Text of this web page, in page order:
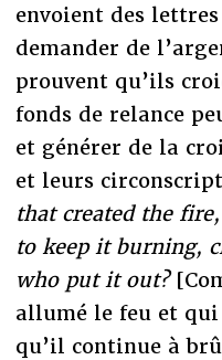
envoient des
demander de
prouvent qu’ils
fonds de relance
et générer de la
et leurs
that created the
to keep it burning,
who put it out?
allumé le feu et
qu’il continue à